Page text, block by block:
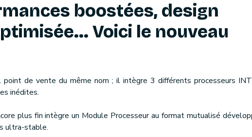
boostées, design
Voici le nouveau
de vente du même nom ; il intègre 3 différents processeurs
inédites.
plus fin intègre un Module Processeur au format mutualisé
ultra-stable.